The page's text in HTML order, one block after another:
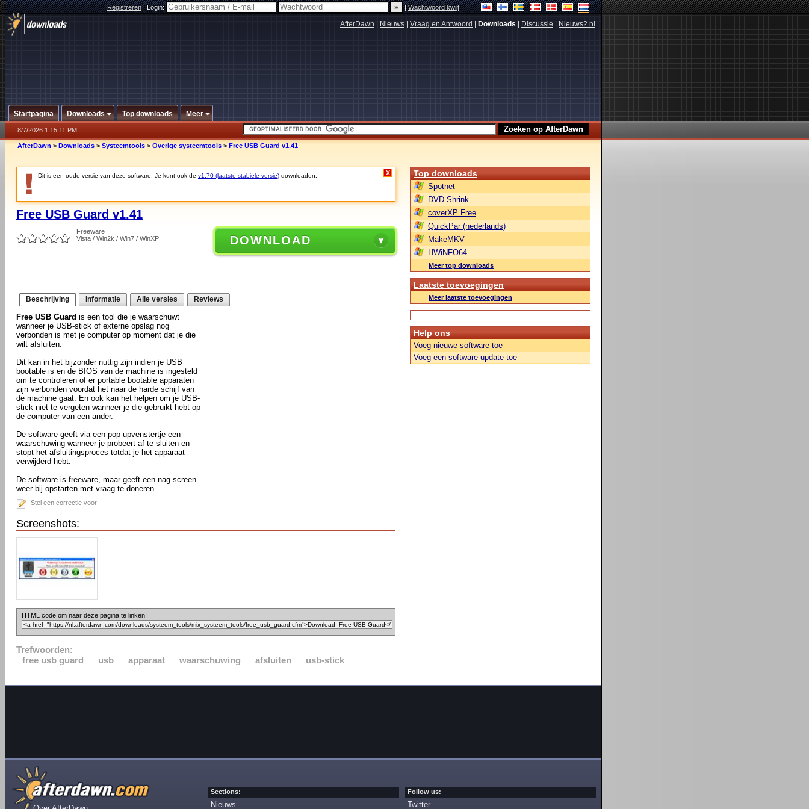
Registreren|Login: |Wachtwoord kwijt
AfterDawn Nieuws Vraag en Antwoord Downloads Discussie Nieuws2.nl
Startpagina Downloads Top downloads Meer
8/7/2026 1:15:11 PM
AfterDawn > Downloads > Systeemtools > Overige systeemtools > Free USB Guard v1.41
Dit is een oude versie van deze software. Je kunt ook de v1.70 (laatste stabiele versie) downloaden. X
Free USB Guard v1.41
Freeware
Vista / Win2k / Win7 / WinXP
DOWNLOAD
Beschrijving Informatie Alle versies Reviews
Free USB Guard is een tool die je waarschuwt
wanneer je USB-stick of externe opslag nog
verbonden is met je computer op moment dat je die
wilt afsluiten.
Dit kan in het bijzonder nuttig zijn indien je USB
bootable is en de BIOS van de machine is ingesteld
om te controleren of er portable bootable apparaten
zijn verbonden voordat het naar de harde schijf van
de machine gaat. En ook kan het helpen om je USB-
stick niet te vergeten wanneer je die gebruikt hebt op
de computer van een ander.
De software geeft via een pop-upvenstertje een
waarschuwing wanneer je probeert af te sluiten en
stopt het afsluitingsproces totdat je het apparaat
verwijderd hebt.
De software is freeware, maar geeft een nag screen
weer bij opstarten met vraag te doneren.
Stel een correctie voor
Screenshots:
HTML code om naar deze pagina te linken:
Trefwoorden:
free usb guard
usb apparaat waarschuwing afsluiten usb-stick
Top downloads
Spotnet
DVD Shrink
coverXP Free
QuickPar (nederlands)
MakeMKV
HWiNFO64
Meer top downloads
Laatste toevoegingen
Meer laatste toevoegingen
Help ons
Voeg nieuwe software toe
Voeg een software update toe
Sections:
Nieuws
Follow us:
Twitter